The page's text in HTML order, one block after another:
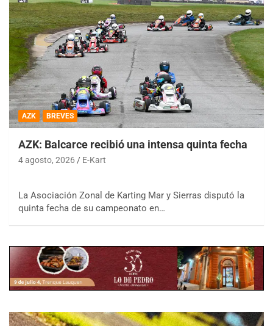
AZK BREVES
AZK: Balcarce recibió una intensa quinta fecha
4 agosto, 2026 E-Kart
La Asociación Zonal de Karting Mar y Sierras disputó la
quinta fecha de su campeonato en…